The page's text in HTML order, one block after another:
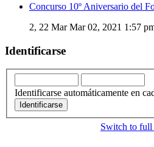
Concurso 10º Aniversario del
2, 22 Mar Mar 02, 2021 1:57
Identificarse
Identificarse automáticamente en
Switch to full